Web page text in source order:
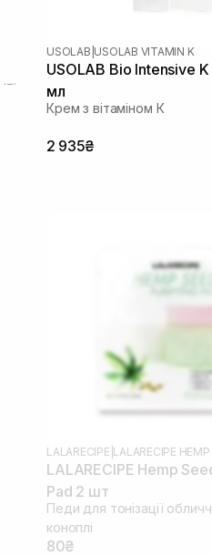
(7)
USOLAB USOLAB VITAMIN K
USOLAB Bio Intensive
мл
Крем з вітаміном К
2 935₴
LALARECIPE LALARECIPE HEMP
LALARECIPE Hemp
Pad 2 шт
Педи для тонізації
коноплі
80₴